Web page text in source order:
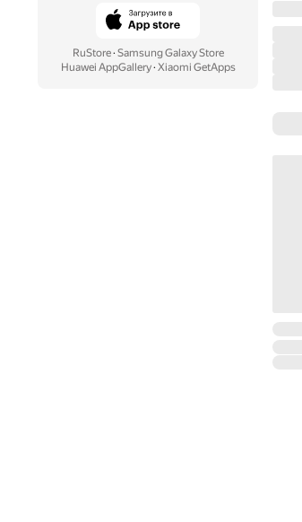
RuStore· Samsung Galaxy Store
Huawei AppGallery· Xiaomi GetApps